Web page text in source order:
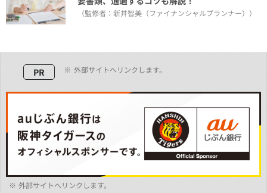
（監修者：新井智美（ファイナンシャルプランナー））
PR ※ 外部サイトへリンクします。
※ 外部サイトへリンクします。